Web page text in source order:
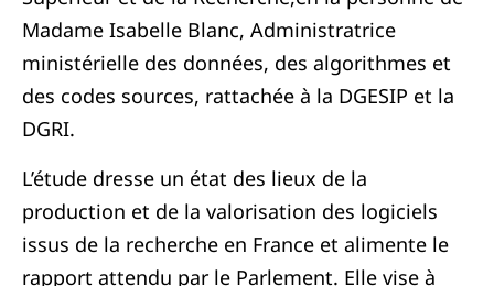
Madame Isabelle Blanc, Administratrice
ministérielle des données, des algorithmes et
des codes sources, rattachée à la DGESIP et la
DGRI.
L’étude dresse un état des lieux de la
production et de la valorisation des logiciels
issus de la recherche en France et alimente le
rapport attendu par le Parlement. Elle vise à